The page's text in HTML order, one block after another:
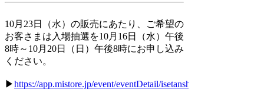
10月23日（水）の販売にあたり、ご希望の
お客さまは入場抽選を10月16日（水）午後
8時～10月20日（日）午後8時にお申し込み
ください。
▶https://app.mistore.jp/event/eventDetail/isetanshinjuku/